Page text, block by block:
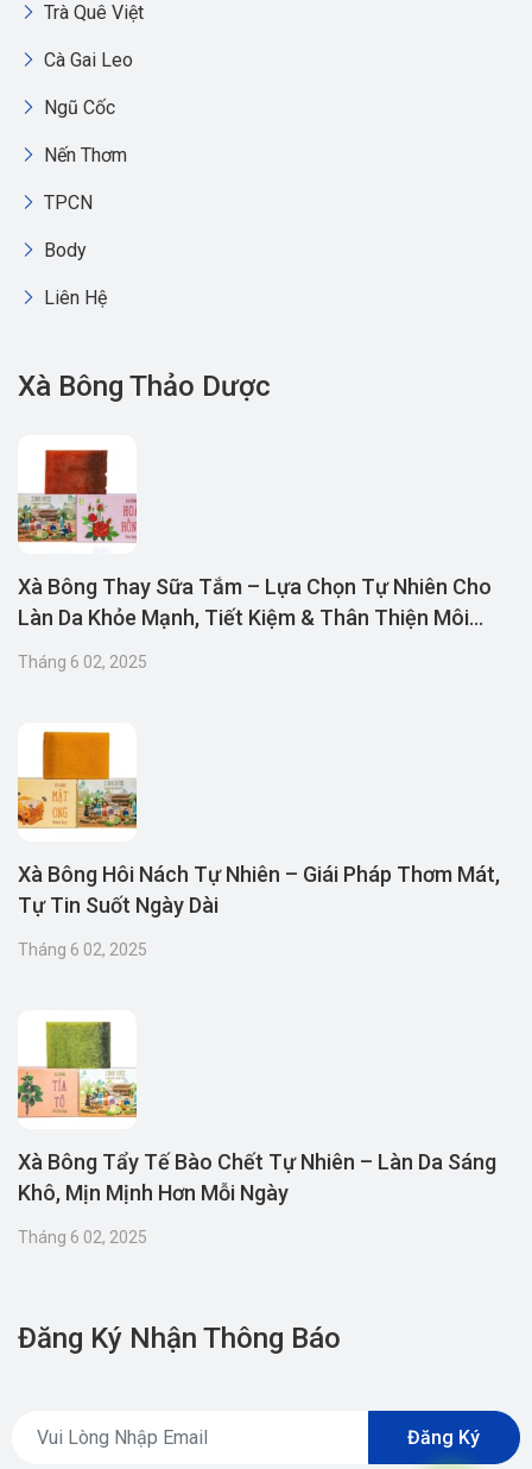
Trà Quê Việt
Cà Gai Leo
Ngũ Cốc
Nến Thơm
TPCN
Body
Liên Hệ
Xà Bông Thảo Dược
Xà Bông Thay Sữa Tắm – Lựa Chọn Tự Nhiên Cho
Làn Da Khỏe Mạnh, Tiết Kiệm & Thân Thiện Môi
Tháng 6 02, 2025
Xà Bông Hôi Nách Tự Nhiên – Giái Pháp Thơm Mát,
Tự Tin Suốt Ngày Dài
Tháng 6 02, 2025
Xà Bông Tẩy Tế Bào Chết Tự Nhiên – Làn Da Sáng
Khô, Mịn Mịnh Hơn Mỗi Ngày
Tháng 6 02, 2025
Đăng Ký Nhận Thông Báo
Đăng Ký